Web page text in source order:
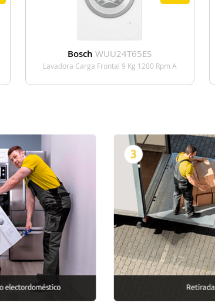
BoschWUU24T65ES
Lavadora Carga Frontal 9 Kg 1200 Rpm A